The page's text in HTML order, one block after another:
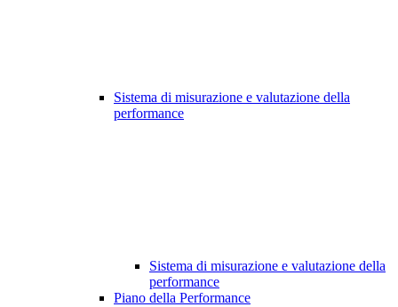
Sistema di misurazione e valutazione della
performance
Sistema di misurazione e valutazione della
performance
Piano della Performance